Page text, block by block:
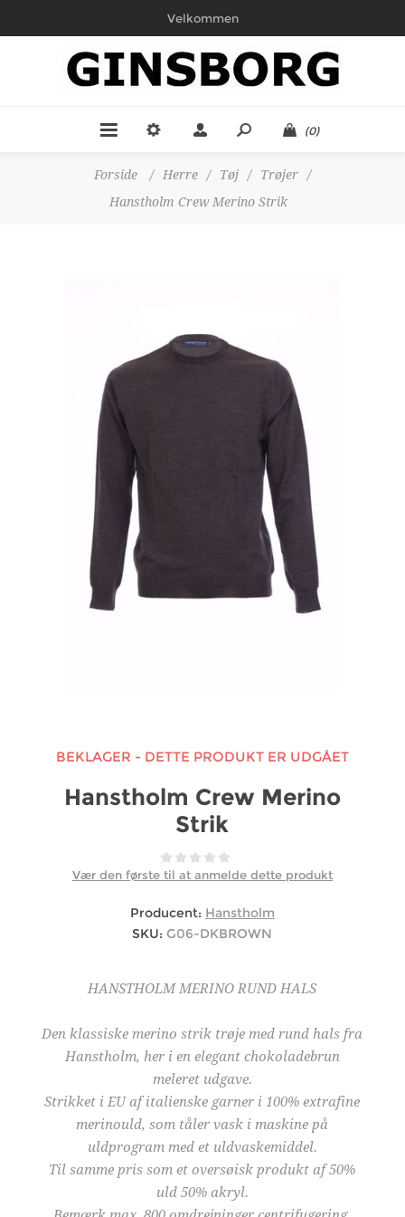
Velkommen
(0)
Forside / Herre / Tøj / Trøjer
/
Hanstholm Crew Merino Strik
BEKLAGER - DETTE PRODUKT ER UDGÅET
Hanstholm Crew Merino
Strik
Vær den første til at anmelde dette produkt
Producent: Hanstholm
SKU: G06-DKBROWN
HANSTHOLM MERINO RUND HALS
Den klassiske merino strik trøje med rund hals fra
Hanstholm, her i en elegant chokoladebrun
meleret udgave.
Strikket i EU af italienske garner i 100% extrafine
merinould, som tåler vask i maskine på
uldprogram med et uldvaskemiddel.
Til samme pris som et oversøisk produkt af 50%
uld 50% akryl.